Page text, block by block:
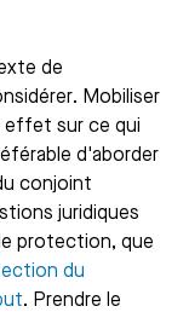
de
Mobiliser
effet sur ce qui
d'aborder
conjoint
juridiques
protection, que
du
. Prendre le